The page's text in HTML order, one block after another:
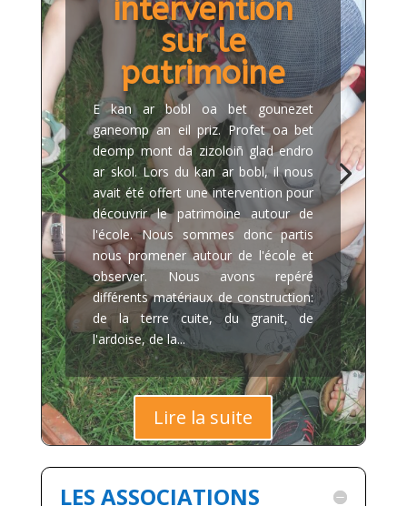
Kreizenn ar
son er skol/
Sentier du son
à l’école
Dans le cadre de l'école du dehors,
nous avons accueilli Matthieu du
sentier du son. Il est venu nous faire
découvrir les sons buissoniers. Nous
étions répartis par petits groupes,
chacun ayant une mission différente:
chercher des élèments de la nature
qui font du son lorsqu'on les frotte,
lorsqu'ils tombent, lorsqu'on les
frappe... Après une mise en commun,
nous avons fait un petit jeu de...
LES ASSOCIATIONS